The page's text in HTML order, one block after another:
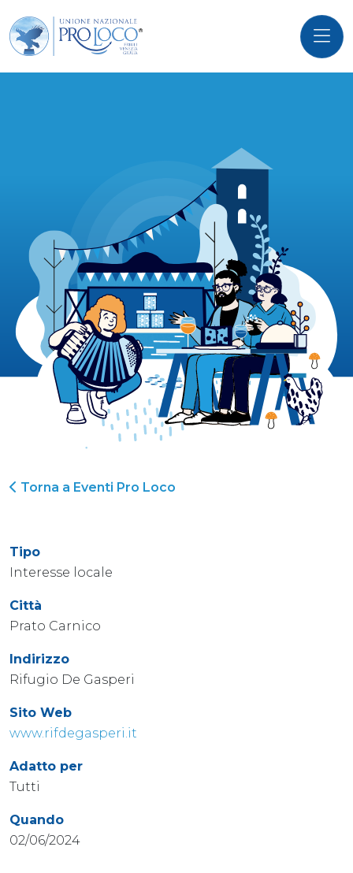
Torna a Eventi Pro Loco
Tipo
Interesse locale
Città
Prato Carnico
Indirizzo
Rifugio De Gasperi
Sito Web
www.rifdegasperi.it
Adatto per
Tutti
Quando
02/06/2024